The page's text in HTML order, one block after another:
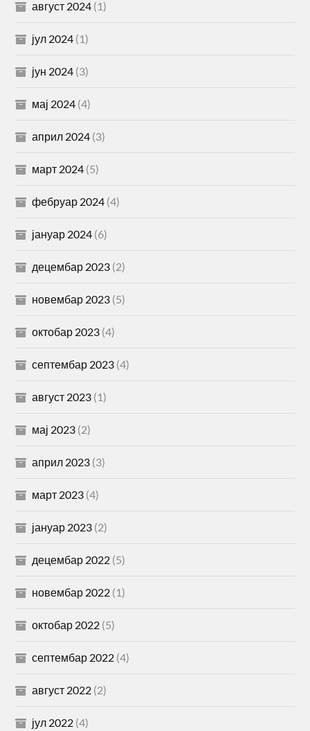
август 2024 (1)
јул 2024 (1)
јун 2024 (3)
мај 2024 (4)
април 2024 (3)
март 2024 (5)
фебруар 2024 (4)
јануар 2024 (6)
децембар 2023 (2)
новембар 2023 (5)
октобар 2023 (4)
септембар 2023 (4)
август 2023 (1)
мај 2023 (2)
април 2023 (3)
март 2023 (4)
јануар 2023 (2)
децембар 2022 (5)
новембар 2022 (1)
октобар 2022 (5)
септембар 2022 (4)
август 2022 (2)
јул 2022 (4)